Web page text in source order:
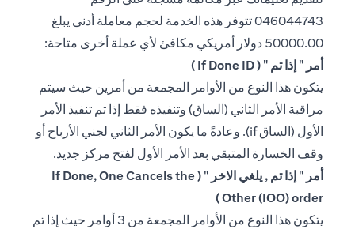
046044743 تتوفر هذه الخدمة لحجم معاملة أدنى يبلغ
50000.00 دولار أمريكي مكافئ لأي عملة أخرى متاحة:
أمر " إذا تم " ( If Done ID )
يتكون هذا النوع من الأوامر المجمعة من أمرين حيث سيتم
مراقبة الأمر الثاني (الساق) وتنفيذه فقط إذا تم تنفيذ الأمر
الأول (الساق if). وعادةً ما يكون الأمر الثاني لجني الأرباح أو
وقف الخسارة المتبقي بعد الأمر الأول لفتح مركز جديد.
أمر " إذا تم , يلغي الاخر " ( If Done, One Cancels the
Other (IOO) order )
يتكون هذا النوع من الأوامر المجمعة من 3 أوامر حيث إذا تم